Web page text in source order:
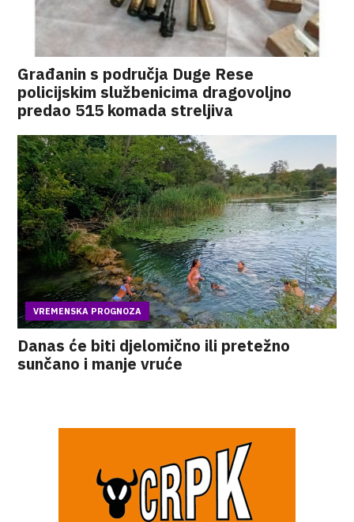
Građanin s područja Duge Rese
policijskim službenicima dragovoljno
predao 515 komada streljiva
VREMENSKA PROGNOZA
Danas će biti djelomično ili pretežno
sunčano i manje vruće